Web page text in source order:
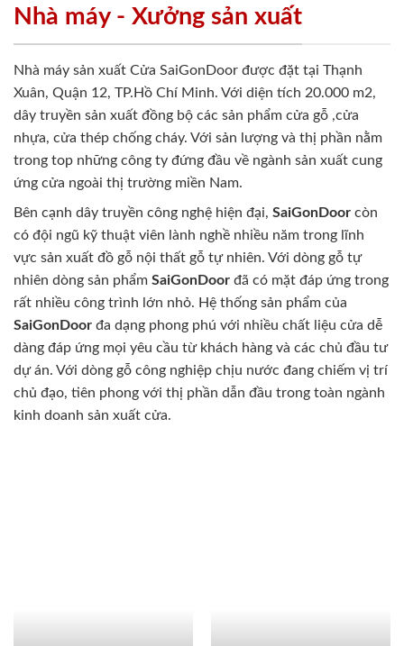
Nhà máy - Xưởng sản xuất
Nhà máy sản xuất Cửa SaiGonDoor được đặt tại Thạnh
Xuân, Quận 12, TP.Hồ Chí Minh. Với diện tích 20.000 m2,
dây truyền sản xuất đồng bộ các sản phẩm cửa gỗ ,cửa
nhựa, cửa thép chống cháy. Với sản lượng và thị phần nằm
trong top những công ty đứng đầu về ngành sản xuất cung
ứng cửa ngoài thị trường miền Nam.
Bên cạnh dây truyền công nghệ hiện đại, SaiGonDoor còn
có đội ngũ kỹ thuật viên lành nghề nhiều năm trong lĩnh
vực sản xuất đồ gỗ nội thất gỗ tự nhiên. Với dòng gỗ tự
nhiên dòng sản phẩm SaiGonDoor đã có mặt đáp ứng trong
rất nhiều công trình lớn nhỏ. Hệ thống sản phẩm của
SaiGonDoor đa dạng phong phú với nhiều chất liệu cửa dễ
dàng đáp ứng mọi yêu cầu từ khách hàng và các chủ đầu tư
dự án. Với dòng gỗ công nghiệp chịu nước đang chiếm vị trí
chủ đạo, tiên phong với thị phần dẫn đầu trong toàn ngành
kinh doanh sản xuất cửa.